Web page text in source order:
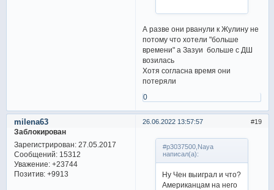
А разве они рванули к Жулину не
потому что хотели "больше
времени" а Зазуи больше с ДШ
возилась
Хотя согласна время они
потеряли
0
19
26.06.2022 13:57:57
milena63
Заблокирован
Зарегистрирован: 27.05.2017
Сообщений:15312
Уважение: +23744
Позитив: +9913
#p3037500,Naya
написал(а):
Ну Чен выиграл и что?
Американцам на него